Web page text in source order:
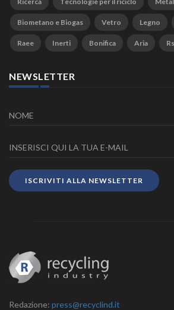
Biometano e Biogas Vetro Legno
Raee Inerti Bonifica Aria
NEWSLETTER
ISCRIVITI ALLA NEWSLETTER
Redazione: press@recyclind.it